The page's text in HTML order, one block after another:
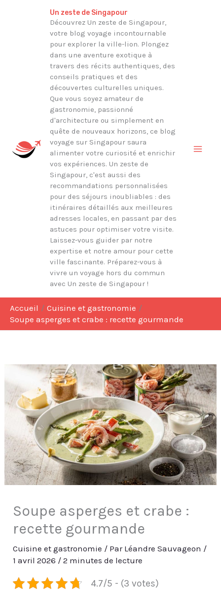
Un zeste de Singapour
Découvrez Un zeste de Singapour,
votre blog voyage incontournable
pour explorer la ville-lion. Plongez
dans une aventure exotique à
travers des récits authentiques, des
conseils pratiques et des
découvertes culturelles uniques.
Que vous soyez amateur de
gastronomie, passionné
d'architecture ou simplement en
quête de nouveaux horizons, ce blog
voyage sur Singapour saura
alimenter votre curiosité et enrichir
vos expériences. Un zeste de
Singapour, c'est aussi des
recommandations personnalisées
pour des séjours inoubliables : des
itinéraires détaillés aux meilleures
adresses locales, en passant par des
astuces pour optimiser votre visite.
Laissez-vous guider par notre
expertise et notre amour pour cette
ville fascinante. Préparez-vous à
vivre un voyage hors du commun
avec Un zeste de Singapour !
Accueil
Cuisine et gastronomie
Soupe asperges et crabe : recette gourmande
Soupe asperges et crabe :
recette gourmande
Cuisine et gastronomie / Par Léandre Sauvageon /
1 avril 2026 /2 minutes de lecture
4.7/5 - (3 votes)
Rechercher